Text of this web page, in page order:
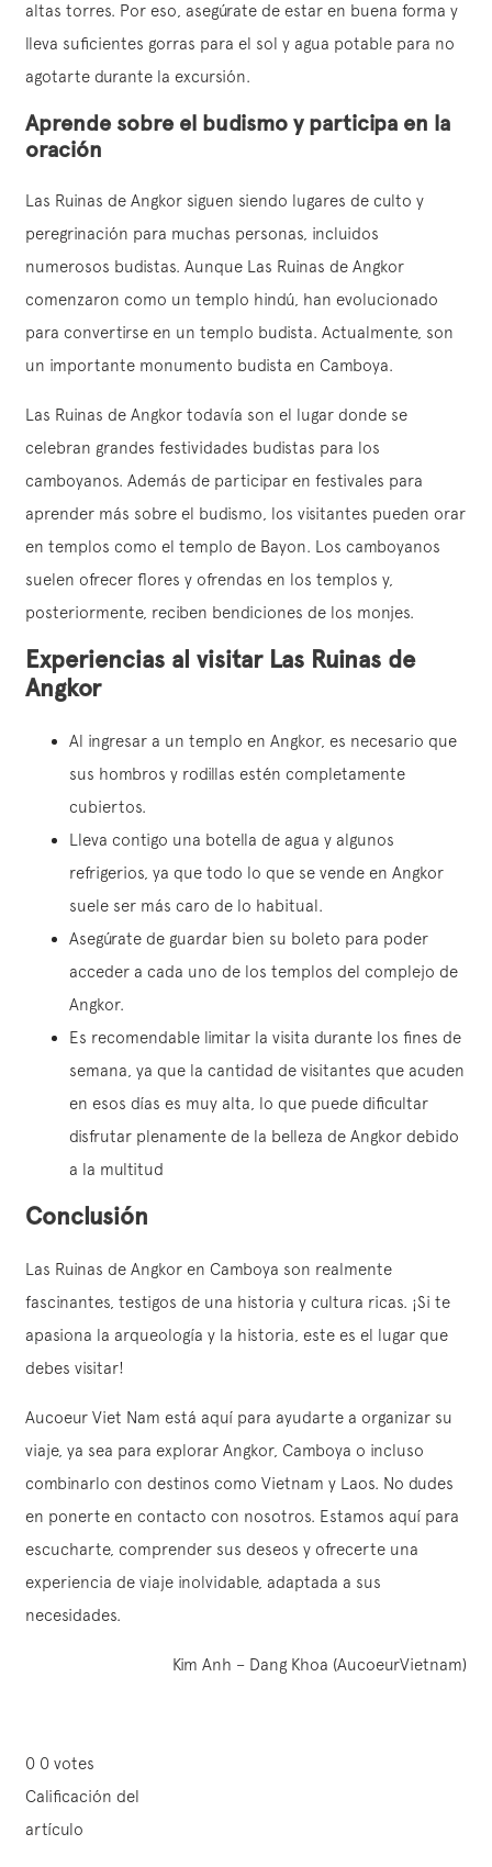
altas torres. Por eso, asegúrate de estar en buena forma y
lleva suficientes gorras para el sol y agua potable para no
agotarte durante la excursión.
Aprende sobre el budismo y participa en la
oración
Las Ruinas de Angkor siguen siendo lugares de culto y
peregrinación para muchas personas, incluidos
numerosos budistas. Aunque Las Ruinas de Angkor
comenzaron como un templo hindú, han evolucionado
para convertirse en un templo budista. Actualmente, son
un importante monumento budista en Camboya.
Las Ruinas de Angkor todavía son el lugar donde se
celebran grandes festividades budistas para los
camboyanos. Además de participar en festivales para
aprender más sobre el budismo, los visitantes pueden orar
en templos como el templo de Bayon. Los camboyanos
suelen ofrecer flores y ofrendas en los templos y,
posteriormente, reciben bendiciones de los monjes.
Experiencias al visitar Las Ruinas de
Angkor
Al ingresar a un templo en Angkor, es necesario que
sus hombros y rodillas estén completamente
cubiertos.
Lleva contigo una botella de agua y algunos
refrigerios, ya que todo lo que se vende en Angkor
suele ser más caro de lo habitual.
Asegúrate de guardar bien su boleto para poder
acceder a cada uno de los templos del complejo de
Angkor.
Es recomendable limitar la visita durante los fines de
semana, ya que la cantidad de visitantes que acuden
en esos días es muy alta, lo que puede dificultar
disfrutar plenamente de la belleza de Angkor debido
a la multitud
Conclusión
Las Ruinas de Angkor en Camboya son realmente
fascinantes, testigos de una historia y cultura ricas. ¡Si te
apasiona la arqueología y la historia, este es el lugar que
debes visitar!
Aucoeur Viet Nam está aquí para ayudarte a organizar su
viaje, ya sea para explorar Angkor, Camboya o incluso
combinarlo con destinos como Vietnam y Laos. No dudes
en ponerte en contacto con nosotros. Estamos aquí para
escucharte, comprender sus deseos y ofrecerte una
experiencia de viaje inolvidable, adaptada a sus
necesidades.
Kim Anh – Dang Khoa (AucoeurVietnam)
0 0 votes
Calificación del
artículo